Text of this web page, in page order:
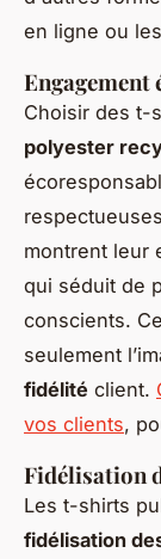
en ligne ou
Engagement
Choisir des t-
polyester
montrent leur
qui séduit de
conscients.
seulement
fidélité client.
vos clients,
Fidélisation
Les t-shirts
fidélisation